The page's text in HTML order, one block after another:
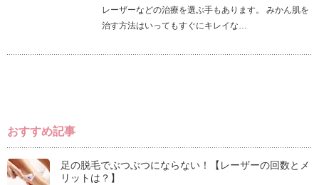
レーザーなどの治療を選ぶ手もあります。 みかん肌を
治す方法はいってもすぐにキレイな…
おすすめ記事
足の脱毛でぶつぶつにならない！【レーザーの回数とメ
リットは？】